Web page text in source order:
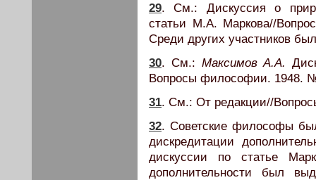
29. См.: Дискуссия о
статьи М.А. Маркова//
Среди других участников
30. См.: Максимов А.А.
Вопросы философии. 1948.
31. См.: От редакции//
32. Советские философы
дискредитации
дискуссии по статье
дополнительности был